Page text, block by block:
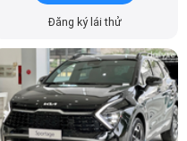
KIA Sportage 2.0G
Signature X-Line (Máy xăng)